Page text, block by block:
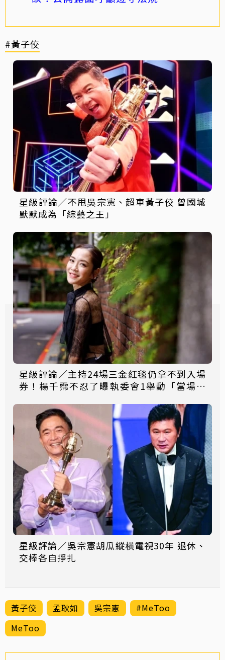
#黃子佼
星級評論／不甩吳宗憲、超車黃子佼 曾國城
默默成為「綜藝之王」
星級評論／主持24場三金紅毯仍拿不到入場
券！楊千霈不忍了曝執委會1舉動「當場爆
星級評論／吳宗憲胡瓜縱橫電視30年 退休、
交棒各自掙扎
黃子佼 孟耿如 吳宗憲
#MeToo
MeToo